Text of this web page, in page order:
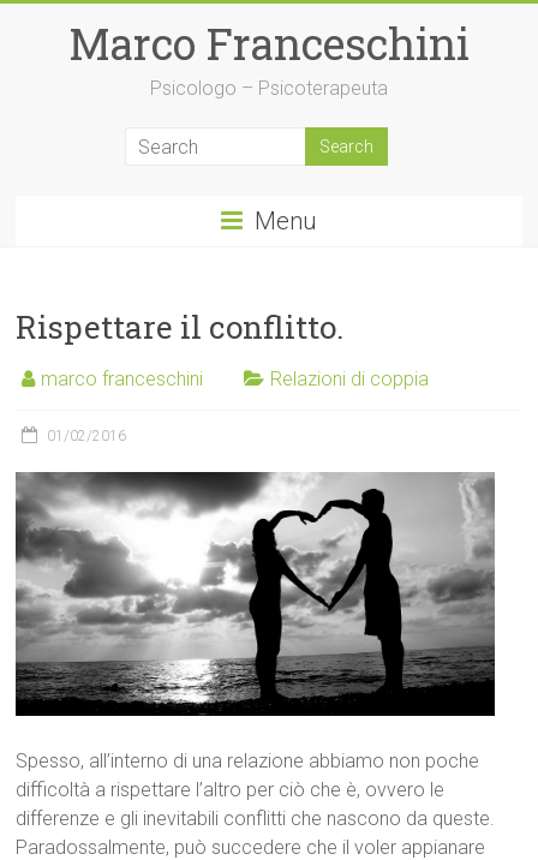
Marco Franceschini
Psicologo – Psicoterapeuta
Menu
Rispettare il conflitto.
marco franceschini Relazioni di coppia
01/02/2016
Spesso, all’interno di una relazione abbiamo non poche
difficoltà a rispettare l’altro per ciò che è, ovvero le
differenze e gli inevitabili conflitti che nascono da queste.
Paradossalmente, può succedere che il voler appianare